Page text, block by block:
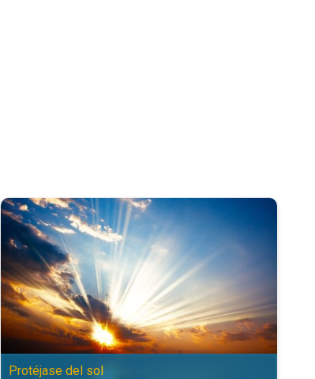
Radiación UV: UVA, UVB y el índice UV. Protéjase del sol. . .
Protéjase del sol